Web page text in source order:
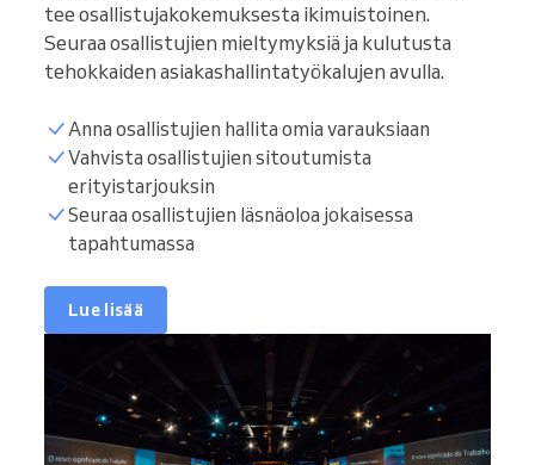
tee osallistujakokemuksesta ikimuistoinen.
Seuraa osallistujien mieltymyksiä ja kulutusta
tehokkaiden asiakashallintatyökalujen avulla.
Anna osallistujien hallita omia varauksiaan
Vahvista osallistujien sitoutumista
erityistarjouksin
Seuraa osallistujien läsnäoloa jokaisessa
tapahtumassa
Lue lisää